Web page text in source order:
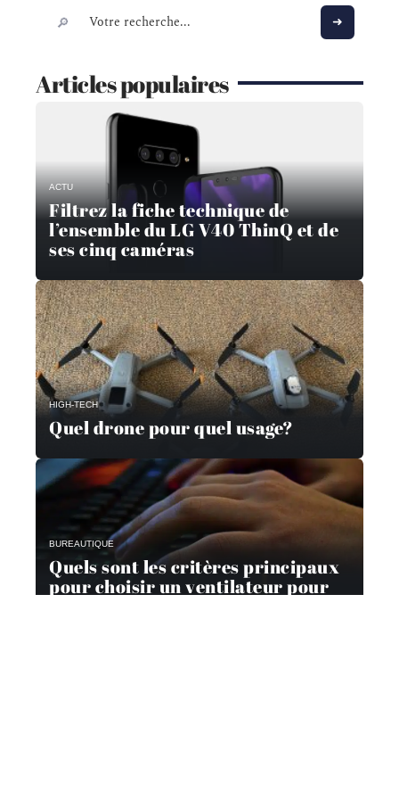
Articles populaires
ACTU
Filtrez la fiche technique de
l’ensemble du LG V40 ThinQ et de
ses cinq caméras
HIGH-TECH
Quel drone pour quel usage?
BUREAUTIQUE
Quels sont les critères principaux
pour choisir un ventilateur pour